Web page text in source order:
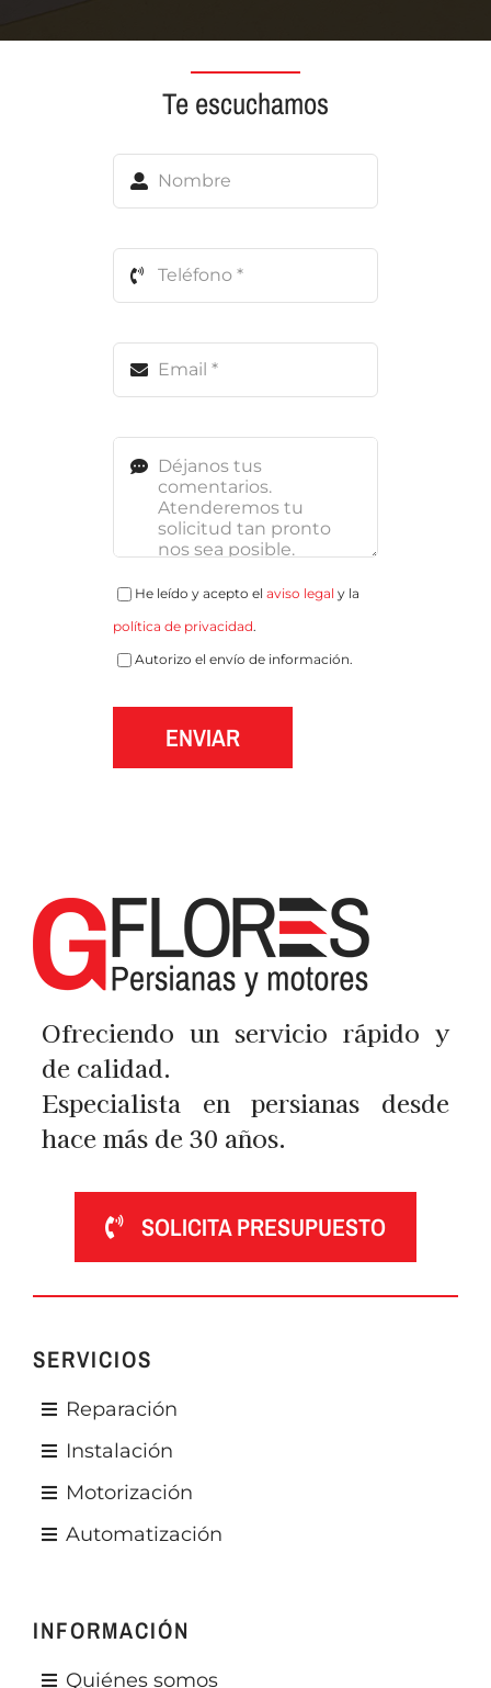
Te escuchamos
He leído y acepto elaviso legal y la
política de privacidad.
Autorizo el envío de información.
ENVIAR
Ofreciendo un servicio rápido y
de calidad.
Especialista en persianas desde
hace más de 30 años.
SOLICITA PRESUPUESTO
SERVICIOS
Reparación
Instalación
Motorización
Automatización
INFORMACIÓN
Quiénes somos